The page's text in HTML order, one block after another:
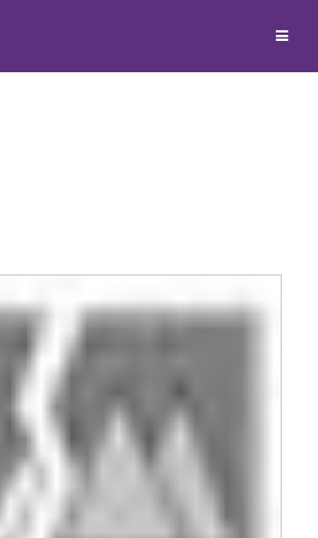
联大校友会
目
新闻
方法
华校友通讯》
订阅
故事
学习